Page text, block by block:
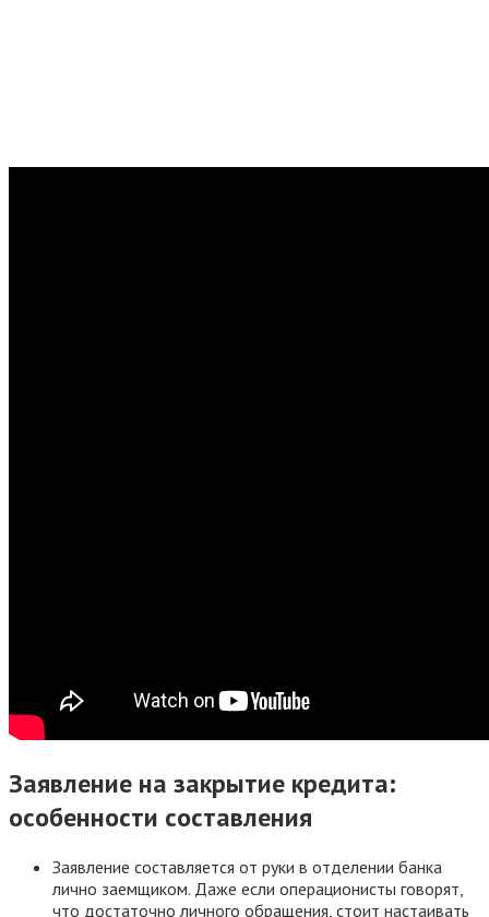
Заявление на закрытие кредита:
особенности составления
Заявление составляется от руки в отделении банка
лично заемщиком. Даже если операционисты говорят,
что достаточно личного обращения, стоит настаивать